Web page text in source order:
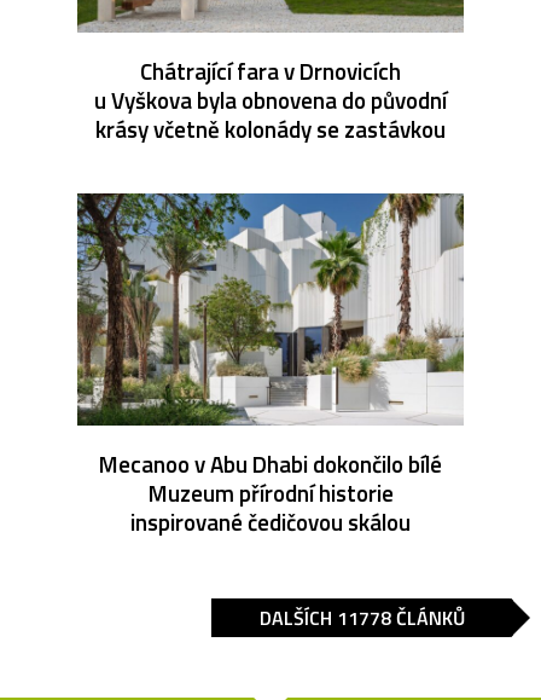
Chátrající fara v Drnovicích
u Vyškova byla obnovena do původní
krásy včetně kolonády se zastávkou
Mecanoo v Abu Dhabi dokončilo bílé
Muzeum přírodní historie
inspirované čedičovou skálou
DALŠÍCH 11778 ČLÁNKŮ